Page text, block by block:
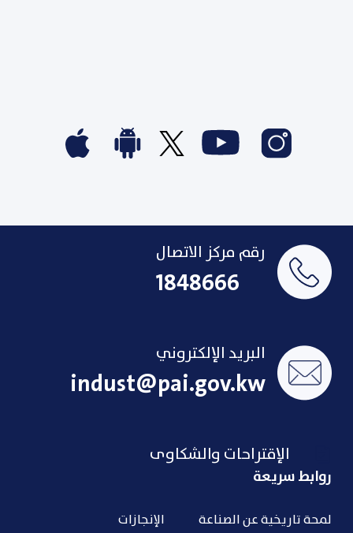
رقم مركز الاتصال
1848666
البريد الإلكتروني
indust@pai.gov.kw
الإقتراحات والشكاوى
روابط سريعة
لمحة تاريخية عن الصناعة الإنجازات